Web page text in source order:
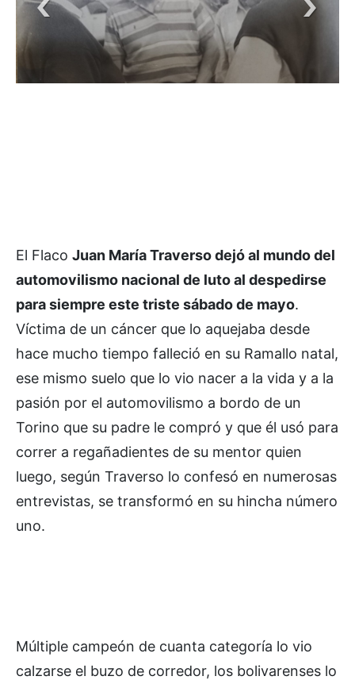
El Flaco Juan María Traverso dejó al mundo del
automovilismo nacional de luto al despedirse
para siempre este triste sábado de mayo.
Víctima de un cáncer que lo aquejaba desde
hace mucho tiempo falleció en su Ramallo natal,
ese mismo suelo que lo vio nacer a la vida y a la
pasión por el automovilismo a bordo de un
Torino que su padre le compró y que él usó para
correr a regañadientes de su mentor quien
luego, según Traverso lo confesó en numerosas
entrevistas, se transformó en su hincha número
uno.
Múltiple campeón de cuanta categoría lo vio
calzarse el buzo de corredor, los bolivarenses lo